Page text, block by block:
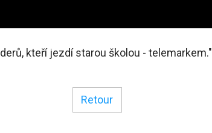
kteří jezdí starou školou - telemarkem."
Retour